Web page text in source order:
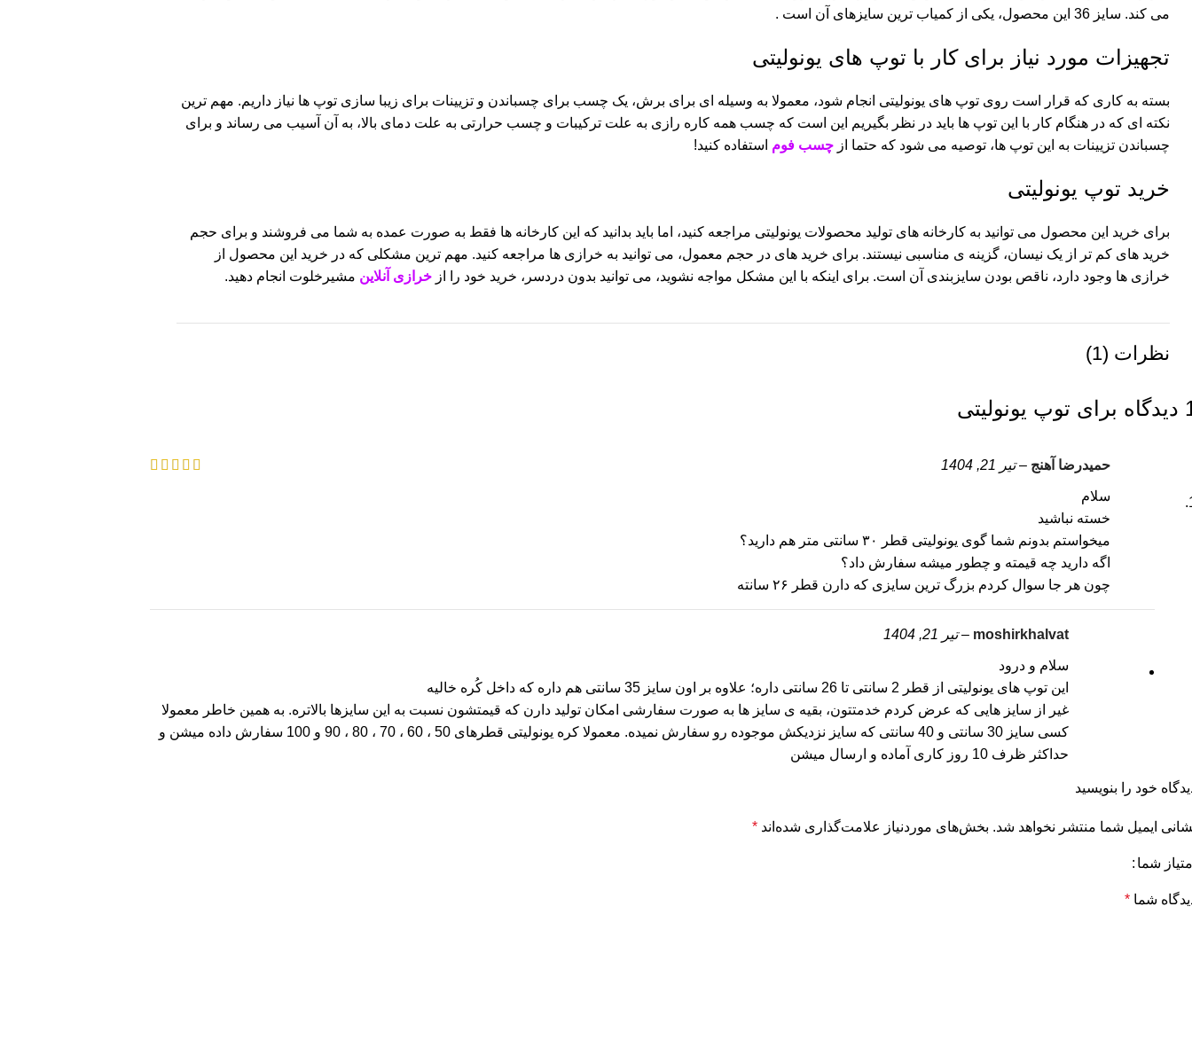
می کند. سایز 36 این محصول، یکی از کمیاب ترین سایزهای آن است .
تجهیزات مورد نیاز برای کار با توپ های یونولیتی
بسته به کاری که قرار است روی توپ های یونولیتی انجام شود، معمولا به وسیله ای برای برش، یک چسب برای چسباندن و تزیینات برای زیبا سازی توپ ها نیاز داریم. مهم ترین
نکته ای که در هنگام کار با این توپ ها باید در نظر بگیریم این است که چسب همه کاره رازی به علت ترکیبات و چسب حرارتی به علت دمای بالا، به آن آسیب می رساند و برای
چسباندن تزیینات به این توپ ها، توصیه می شود که حتما از چسب فوم استفاده کنید!
خرید توپ یونولیتی
برای خرید این محصول می توانید به کارخانه های تولید محصولات یونولیتی مراجعه کنید، اما باید بدانید که این کارخانه ها فقط به صورت عمده به شما می فروشند و برای حجم
خرید های کم تر از یک نیسان، گزینه ی مناسبی نیستند. برای خرید های در حجم معمول، می توانید به خرازی ها مراجعه کنید. مهم ترین مشکلی که در خرید این محصول از
خرازی ها وجود دارد، ناقص بودن سایزبندی آن است. برای اینکه با این مشکل مواجه نشوید، می توانید بدون دردسر، خرید خود را از خرازی آنلاین مشیرخلوت انجام دهید.
نظرات (1)
توپ یونولیتی
حمیدرضا آهنج – تیر 21, 1404
سلام
خسته نباشید
میخواستم بدونم شما گوی یونولیتی قطر ۳۰ سانتی متر هم دارید؟
اگه دارید چه قیمته و چطور میشه سفارش داد؟
چون هر جا سوال کردم بزرگ ترین سایزی که دارن قطر ۲۶ سانته
moshirkhalvat
– تیر 21, 1404
سلام و درود
این توپ های یونولیتی از قطر 2 سانتی تا 26 سانتی داره؛ علاوه بر اون سایز 35 سانتی هم داره که داخل کُره خالیه
غیر از سایز هایی که عرض کردم خدمتتون، بقیه ی سایز ها به صورت سفارشی امکان تولید دارن که قیمتشون نسبت به این سایزها بالاتره. به همین خاطر معمولا
کسی سایز 30 سانتی و 40 سانتی که سایز نزدیکش موجوده رو سفارش نمیده. معمولا کره یونولیتی قطرهای 50 ، 60 ، 70 ، 80 ، 90 و 100 سفارش داده میشن و
حداکثر ظرف 10 روز کاری آماده و ارسال میشن
خود را بنویسید
ایمیل شما منتشر نخواهد شد. بخش‌های موردنیاز علامت‌گذاری شده‌اند *
شما
شما *